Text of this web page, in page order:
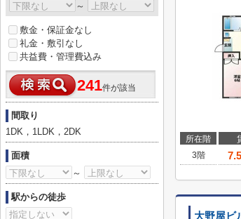
所在階
3階
7.5
大野屋ビ
～
敷金・保証金なし
礼金・敷引なし
共益費・管理費込み
241件が該当
間取り
1DK，1LDK，2DK
面積
～
駅からの徒歩